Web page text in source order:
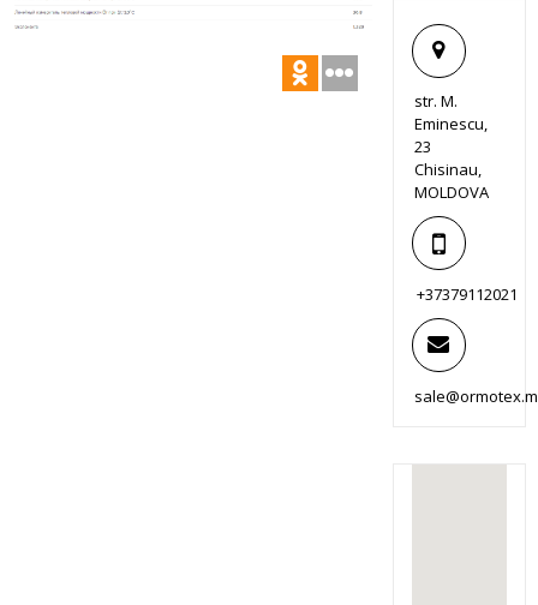
str. M.
Eminescu,
23
Chisinau,
MOLDOVA
+37379112021